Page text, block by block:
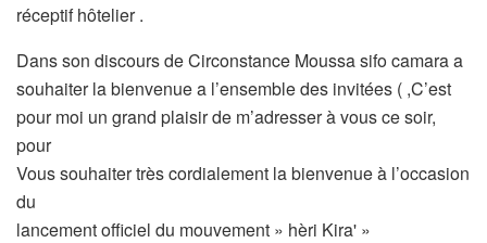
réceptif hôtelier .
Dans son discours de Circonstance Moussa sifo camara a
souhaiter la bienvenue a l’ensemble des invitées ( ,C’est
pour moi un grand plaisir de m’adresser à vous ce soir,
pour
Vous souhaiter très cordialement la bienvenue à l’occasion
du
lancement officiel du mouvement » hèri Kira' »